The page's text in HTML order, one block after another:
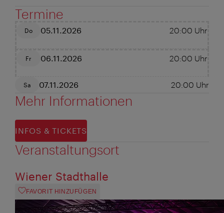
Termine
Do 05.11.2026 20:00 Uhr
Fr 06.11.2026 20:00 Uhr
Sa 07.11.2026 20:00 Uhr
Mehr Informationen
INFOS & TICKETS
Veranstaltungsort
Wiener Stadthalle
FAVORIT HINZUFÜGEN